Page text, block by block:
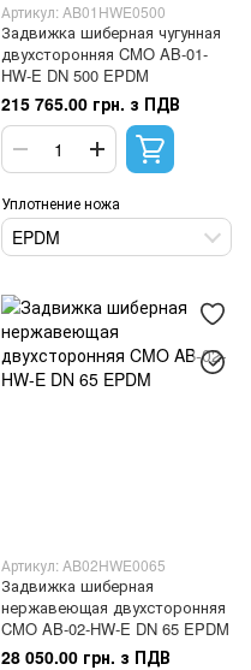
Артикул: AB01HWE0500
Задвижка шиберная чугунная
двухсторонняя CMO AB-01-
HW-E DN 500 EPDM
215 765.00 грн. з ПДВ
Уплотнение ножа
EPDM
Артикул: AB02HWE0065
Задвижка шиберная
нержавеющая двухсторонняя
CMO AB-02-HW-E DN 65 EPDM
28 050.00 грн. з ПДВ